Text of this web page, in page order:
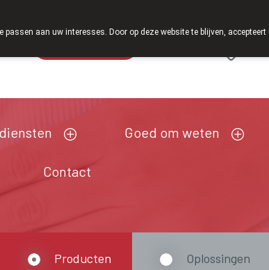
Goed om weten
Contact
Producten Oplossingen
aan uw interesses. Door op deze website te blijven, accepteert